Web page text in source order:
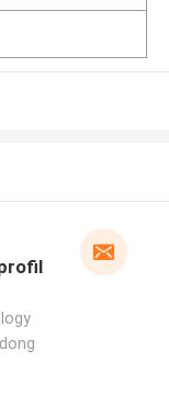
profil